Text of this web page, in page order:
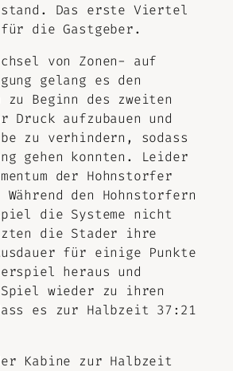
stand. Das erste Viertel
die Gastgeber.
von Zonen- auf
gelang es den
zu Beginn des zweiten
Druck aufzubauen und
zu verhindern, sodass
gehen konnten. Leider
der Hohnstorfer
den Hohnstorfern
die Systeme nicht
die Stader ihre
für einige Punkte
heraus und
wieder zu ihren
es zur Halbzeit 37:21
Kabine zur Halbzeit